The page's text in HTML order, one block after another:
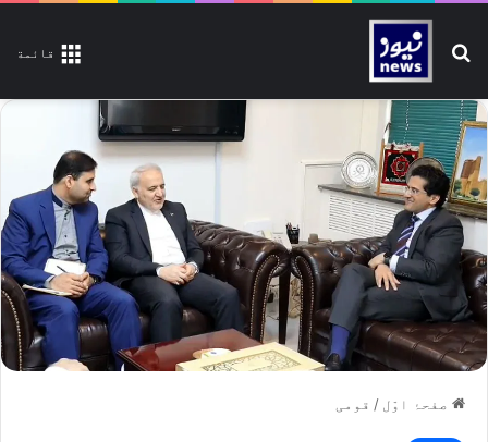
قائمة تلاش کیجیے
صفحۂ اوّل / قومی